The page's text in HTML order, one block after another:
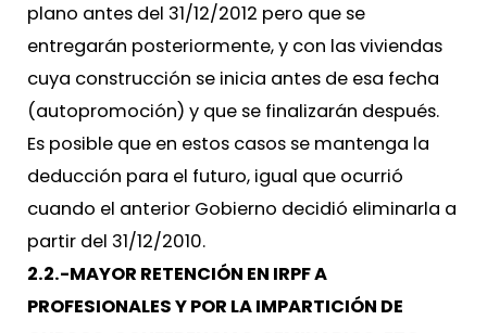
plano antes del 31/12/2012 pero que se
entregarán posteriormente, y con las viviendas
cuya construcción se inicia antes de esa fecha
(autopromoción) y que se finalizarán después.
Es posible que en estos casos se mantenga la
deducción para el futuro, igual que ocurrió
cuando el anterior Gobierno decidió eliminarla a
partir del 31/12/2010.
2.2.-MAYOR RETENCIÓN EN IRPF A
PROFESIONALES Y POR LA IMPARTICIÓN DE